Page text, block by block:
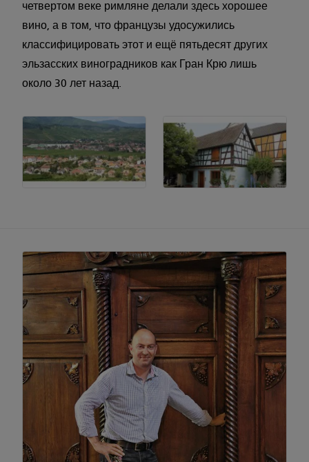
четвертом веке римляне делали здесь хорошее
вино, а в том, что французы удосужились
классифицировать этот и ещё пятьдесят других
эльзасских виноградников как Гран Крю лишь
около 30 лет назад.